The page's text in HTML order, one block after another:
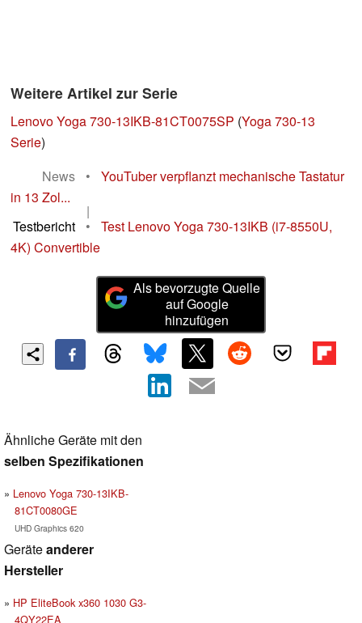
Weitere Artikel zur Serie
Lenovo Yoga 730-13IKB-81CT0075SP (Yoga 730-13
Serie)
News
•
YouTuber verpflanzt mechanische Tastatur
in 13 Zol...
|
Testbericht
•
Test Lenovo Yoga 730-13IKB (i7-8550U,
4K) Convertible
Als bevorzugte Quelle
auf Google
hinzufügen
Ähnliche Geräte mit den
selben Spezifikationen
Lenovo Yoga 730-13IKB-
81CT0080GE
UHD Graphics 620
Geräteanderer
Hersteller
HP EliteBook x360 1030 G3-
4QY22EA